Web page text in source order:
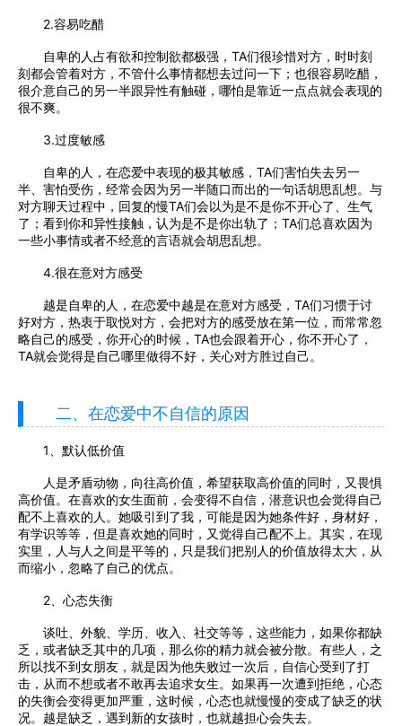
2.容易吃醋
自卑的人占有欲和控制欲都极强，TA们很珍惜对方，时时刻
刻都会管着对方，不管什么事情都想去过问一下；也很容易吃醋，
很介意自己的另一半跟异性有触碰，哪怕是靠近一点点就会表现的
很不爽。
3.过度敏感
自卑的人，在恋爱中表现的极其敏感，TA们害怕失去另一
半、害怕受伤，经常会因为另一半随口而出的一句话胡思乱想。与
对方聊天过程中，回复的慢TA们会以为是不是你不开心了、生气
了；看到你和异性接触，认为是不是你出轨了；TA们总喜欢因为
一些小事情或者不经意的言语就会胡思乱想。
4.很在意对方感受
越是自卑的人，在恋爱中越是在意对方感受，TA们习惯于讨
好对方，热衷于取悦对方，会把对方的感受放在第一位，而常常忽
略自己的感受，你开心的时候，TA也会跟着开心，你不开心了，
TA就会觉得是自己哪里做得不好，关心对方胜过自己。
二、在恋爱中不自信的原因
1、默认低价值
人是矛盾动物，向往高价值，希望获取高价值的同时，又畏惧
高价值。在喜欢的女生面前，会变得不自信，潜意识也会觉得自己
配不上喜欢的人。她吸引到了我，可能是因为她条件好，身材好，
有学识等等，但是喜欢她的同时，又觉得自己配不上。其实，在现
实里，人与人之间是平等的，只是我们把别人的价值放得太大，从
而缩小，忽略了自己的优点。
2、心态失衡
谈吐、外貌、学历、收入、社交等等，这些能力，如果你都缺
乏，或者缺乏其中的几项，那么你的精力就会被分散。有些人，之
所以找不到女朋友，就是因为他失败过一次后，自信心受到了打
击，从而不想或者不敢再去追求女生。如果再一次遭到拒绝，心态
的失衡会变得更加严重，这时候，心态也就慢慢的变成了缺乏的状
况。越是缺乏，遇到新的女孩时，也就越担心会失去。